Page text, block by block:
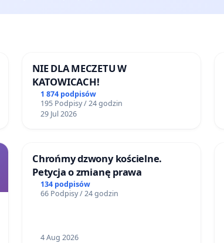
NIE DLA MECZETU W
KATOWICACH!
1 874 podpisów
195 Podpisy / 24 godzin
29 Jul 2026
Chrońmy dzwony kościelne.
Petycja o zmianę prawa
134 podpisów
66 Podpisy / 24 godzin
4 Aug 2026